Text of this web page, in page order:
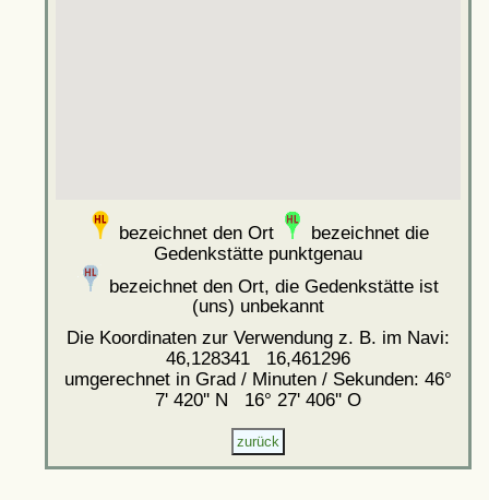
bezeichnet den Ort
bezeichnet die
Gedenkstätte punktgenau
bezeichnet den Ort, die Gedenkstätte ist
(uns) unbekannt
Die Koordinaten zur Verwendung z. B. im Navi:
46,128341 16,461296
umgerechnet in Grad / Minuten / Sekunden: 46°
7' 420'' N 16° 27' 406'' O